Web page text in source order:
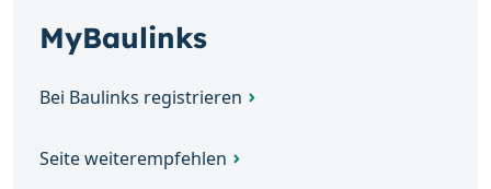
MyBaulinks
Bei Baulinks registrieren
Seite weiterempfehlen